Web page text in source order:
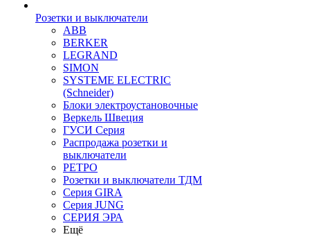
Розетки и выключатели
ABB
BERKER
LEGRAND
SIMON
SYSTEME ELECTRIC
(Schneider)
Блоки электроустановочные
Веркель Швеция
ГУСИ Серия
Распродажа розетки и
выключатели
РЕТРО
Розетки и выключатели ТДМ
Серия GIRA
Серия JUNG
СЕРИЯ ЭРА
Ещё